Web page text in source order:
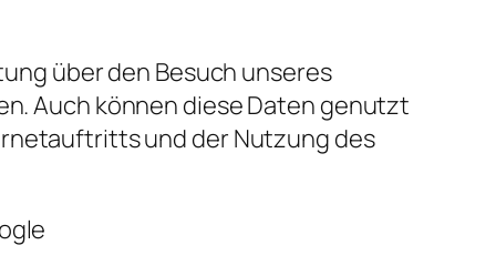
über den Besuch unseres
Auch können diese Daten genutzt
und der Nutzung des